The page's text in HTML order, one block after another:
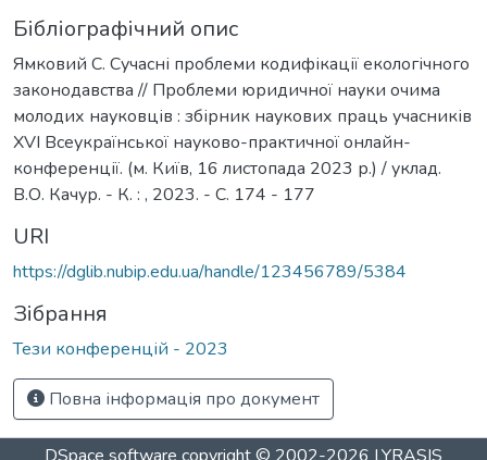
Бібліографічний опис
Ямковий С. Сучасні проблеми кодифікації екологічного
законодавства // Проблеми юридичної науки очима
молодих науковців : збірник наукових праць учасників
ХVІ Всеукраїнської науково-практичної онлайн-
конференції. (м. Київ, 16 листопада 2023 р.) / уклад.
В.О. Качур. - К. : , 2023. - С. 174 - 177
URI
https://dglib.nubip.edu.ua/handle/123456789/5384
Зібрання
Тези конференцій - 2023
Повна інформація про документ